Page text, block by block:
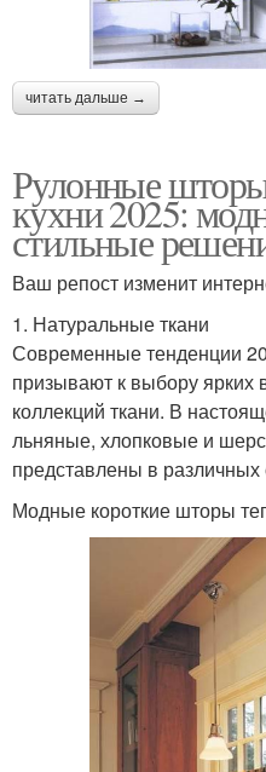
читать дальше →
Рулонные
кухни 2025:
стильные
Ваш репост изменит
1. Натуральные ткани
Современные тенденции
призывают к выбору ярких
коллекций ткани. В
льняные, хлопковые и
представлены в различных
Модные короткие шторы